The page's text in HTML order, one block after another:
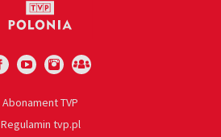
Abonament TVP
Regulamin tvp.pl